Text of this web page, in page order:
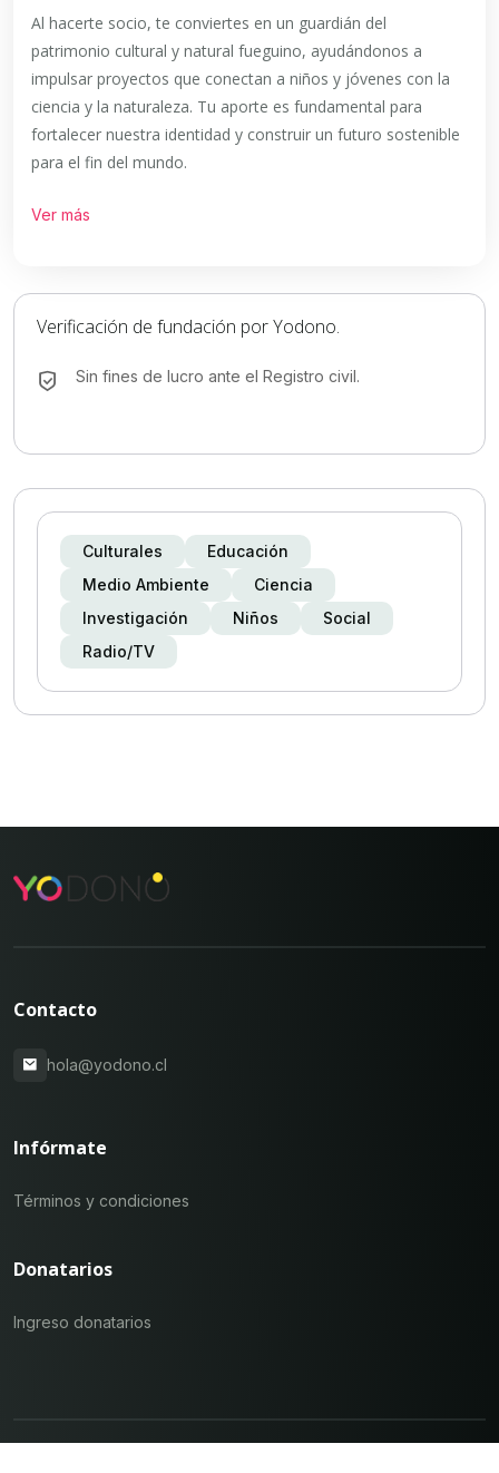
Al hacerte socio, te conviertes en un guardián del
patrimonio cultural y natural fueguino, ayudándonos a
impulsar proyectos que conectan a niños y jóvenes con la
ciencia y la naturaleza. Tu aporte es fundamental para
fortalecer nuestra identidad y construir un futuro sostenible
para el fin del mundo.
Ver más
Verificación de fundación por Yodono.
Sin fines de lucro ante el Registro civil.
Culturales
Educación
Medio Ambiente
Ciencia
Investigación
Niños
Social
Radio/TV
Contacto
hola@yodono.cl
Infórmate
Términos y condiciones
Donatarios
Ingreso donatarios